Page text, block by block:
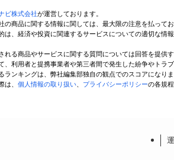
ビ株式会社が運営しております。
の商品に関する情報に関しては、最大限の注意を払っ
は、経済や投資に関連するサービスについての適切な
れる商品やサービスに関する質問については回答を提
、利用者と提携事業者や第三者間で発生した紛争やト
ランキングは、弊社編集部独自の観点でのスコアになり
は、 個人情報の取り扱い プライバシーポリシーの各規